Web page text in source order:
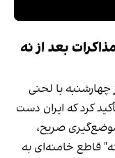
بعد از نه
با لحنی
کرد که ایران دست
صریح،
قاطع خامنه‌ای به